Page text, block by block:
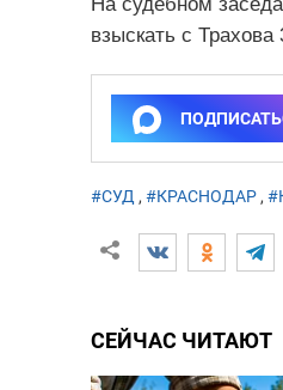
взыскать с
#СУД , #КРАСНОДАР,
СЕЙЧАС ЧИТАЮТ